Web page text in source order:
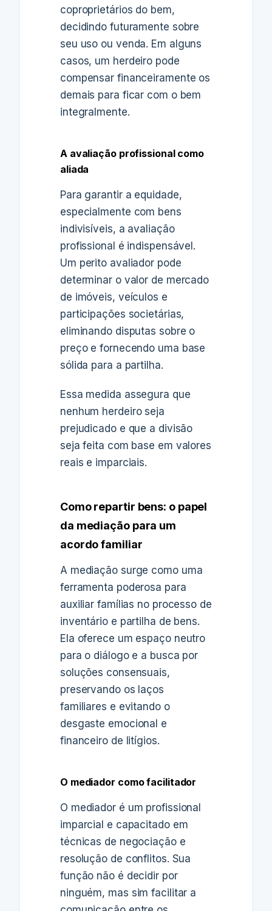
coproprietários do bem,
decidindo futuramente sobre
seu uso ou venda. Em alguns
casos, um herdeiro pode
compensar financeiramente os
demais para ficar com o bem
integralmente.
A avaliação profissional como
aliada
Para garantir a equidade,
especialmente com bens
indivisíveis, a avaliação
profissional é indispensável.
Um perito avaliador pode
determinar o valor de mercado
de imóveis, veículos e
participações societárias,
eliminando disputas sobre o
preço e fornecendo uma base
sólida para a partilha.
Essa medida assegura que
nenhum herdeiro seja
prejudicado e que a divisão
seja feita com base em valores
reais e imparciais.
Como repartir bens: o papel
da mediação para um
acordo familiar
A mediação surge como uma
ferramenta poderosa para
auxiliar famílias no processo de
inventário e partilha de bens.
Ela oferece um espaço neutro
para o diálogo e a busca por
soluções consensuais,
preservando os laços
familiares e evitando o
desgaste emocional e
financeiro de litígios.
O mediador como facilitador
O mediador é um profissional
imparcial e capacitado em
técnicas de negociação e
resolução de conflitos. Sua
função não é decidir por
ninguém, mas sim facilitar a